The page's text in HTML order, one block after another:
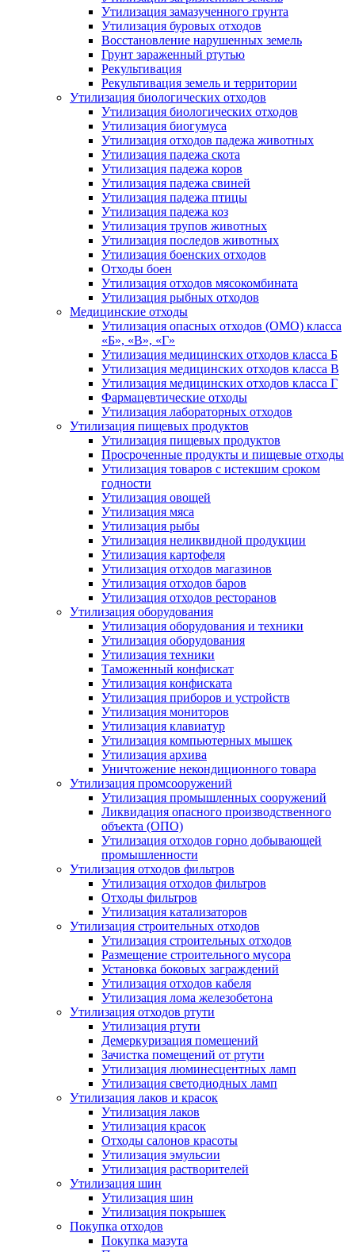
Утилизация замазученного грунта
Утилизация буровых отходов
Восстановление нарушенных земель
Грунт зараженный ртутью
Рекультивация
Рекультивация земель и территории
Утилизация биологических отходов
Утилизация биологических отходов
Утилизация биогумуса
Утилизация отходов падежа животных
Утилизация падежа скота
Утилизация падежа коров
Утилизация падежа свиней
Утилизация падежа птицы
Утилизация падежа коз
Утилизация трупов животных
Утилизация последов животных
Утилизация боенских отходов
Отходы боен
Утилизация отходов мясокомбината
Утилизация рыбных отходов
Медицинские отходы
Утилизация опасных отходов (ОМО) класса
«Б», «В», «Г»
Утилизация медицинских отходов класса Б
Утилизация медицинских отходов класса В
Утилизация медицинских отходов класса Г
Фармацевтические отходы
Утилизация лабораторных отходов
Утилизация пищевых продуктов
Утилизация пищевых продуктов
Просроченные продукты и пищевые отходы
Утилизация товаров с истекшим сроком
годности
Утилизация овощей
Утилизация мяса
Утилизация рыбы
Утилизация неликвидной продукции
Утилизация картофеля
Утилизация отходов магазинов
Утилизация отходов баров
Утилизация отходов ресторанов
Утилизация оборудования
Утилизация оборудования и техники
Утилизация оборудования
Утилизация техники
Таможенный конфискат
Утилизация конфиската
Утилизация приборов и устройств
Утилизация мониторов
Утилизация клавиатур
Утилизация компьютерных мышек
Утилизация архива
Уничтожение некондиционного товара
Утилизация промсооружений
Утилизация промышленных сооружений
Ликвидация опасного производственного
объекта (ОПО)
Утилизация отходов горно добывающей
промышленности
Утилизация отходов фильтров
Утилизация отходов фильтров
Отходы фильтров
Утилизация катализаторов
Утилизация строительных отходов
Утилизация строительных отходов
Размещение строительного мусора
Установка боковых заграждений
Утилизация отходов кабеля
Утилизация лома железобетона
Утилизация отходов ртути
Утилизация ртути
Демеркуризация помещений
Зачистка помещений от ртути
Утилизация люминесцентных ламп
Утилизация светодиодных ламп
Утилизация лаков и красок
Утилизация лаков
Утилизация красок
Отходы салонов красоты
Утилизация эмульсии
Утилизация растворителей
Утилизация шин
Утилизация шин
Утилизация покрышек
Покупка отходов
Покупка мазута